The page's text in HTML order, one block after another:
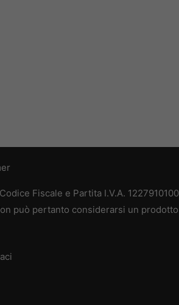
Fiscale e Partita I.V.A.
può pertanto considerarsi un